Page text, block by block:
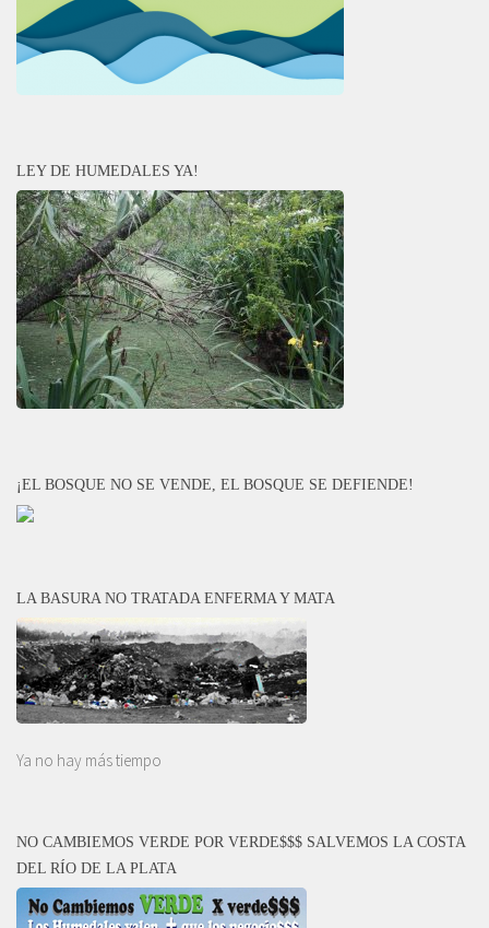
LEY DE HUMEDALES YA!
¡EL BOSQUE NO SE VENDE, EL BOSQUE SE DEFIENDE!
LA BASURA NO TRATADA ENFERMA Y MATA
Ya no hay más tiempo
NO CAMBIEMOS VERDE POR VERDE$$$ SALVEMOS LA COSTA
DEL RÍO DE LA PLATA